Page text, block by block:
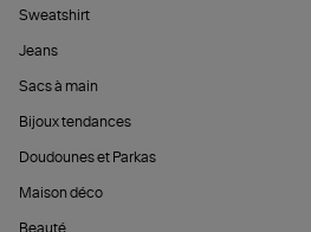
Sweatshirt
Jeans
Sacs à main
Bijoux tendances
Doudounes et Parkas
Maison déco
Beauté